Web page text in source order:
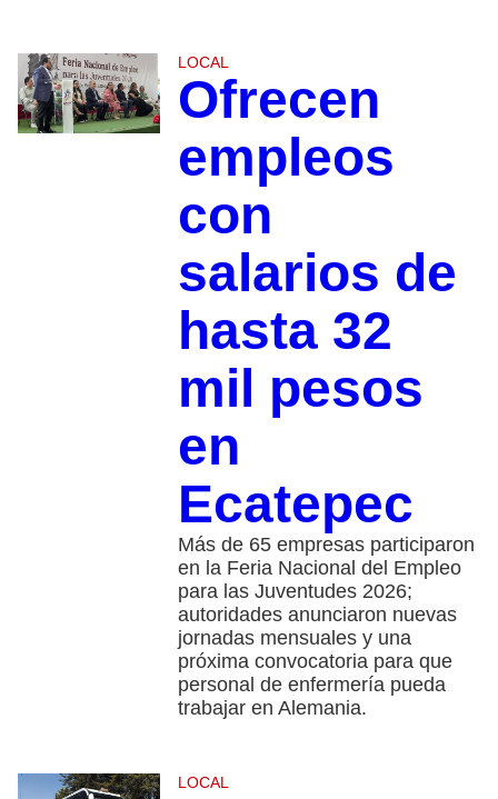
LOCAL
Ofrecen
empleos
con
salarios de
hasta 32
mil pesos
en
Ecatepec
Más de 65 empresas participaron
en la Feria Nacional del Empleo
para las Juventudes 2026;
autoridades anunciaron nuevas
jornadas mensuales y una
próxima convocatoria para que
personal de enfermería pueda
trabajar en Alemania.
LOCAL